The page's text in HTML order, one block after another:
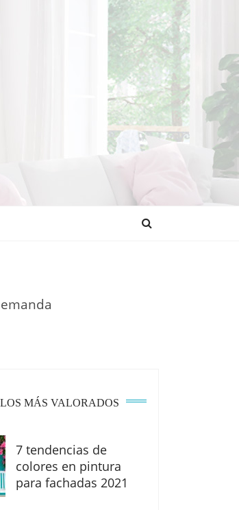
MÁS VALORADOS
7 tendencias de
colores en pintura
para fachadas 2021